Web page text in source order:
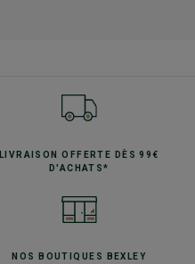
LIVRAISON OFFERTE
DÈS 99€
D'ACHATS*
NOS BOUTIQUES BEXLEY